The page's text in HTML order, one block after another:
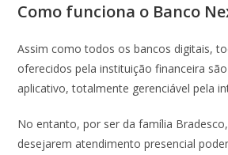
Como funciona o Banco
Assim como todos os bancos digitais,
oferecidos pela instituição financeira
aplicativo, totalmente gerenciável pela
No entanto, por ser da família
desejarem atendimento presencial